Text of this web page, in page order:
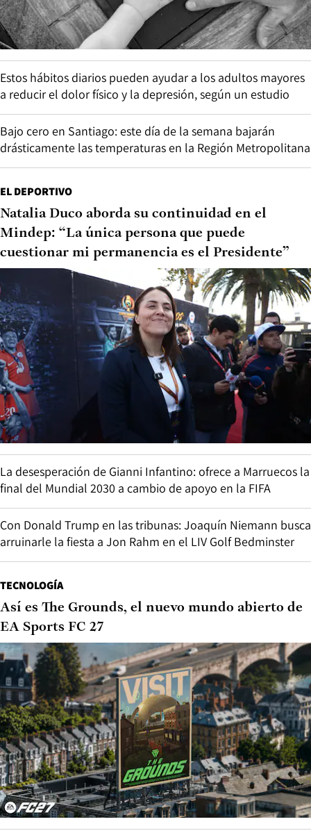
Estos hábitos diarios pueden ayudar a los adultos mayores
a reducir el dolor físico y la depresión, según un estudio
Bajo cero en Santiago: este día de la semana bajarán
drásticamente las temperaturas en la Región Metropolitana
EL DEPORTIVO
Natalia Duco aborda su continuidad en el
Mindep: “La única persona que puede
cuestionar mi permanencia es el Presidente”
La desesperación de Gianni Infantino: ofrece a Marruecos la
final del Mundial 2030 a cambio de apoyo en la FIFA
Con Donald Trump en las tribunas: Joaquín Niemann busca
arruinarle la fiesta a Jon Rahm en el LIV Golf Bedminster
TECNOLOGÍA
Así es The Grounds, el nuevo mundo abierto de
EA Sports FC 27